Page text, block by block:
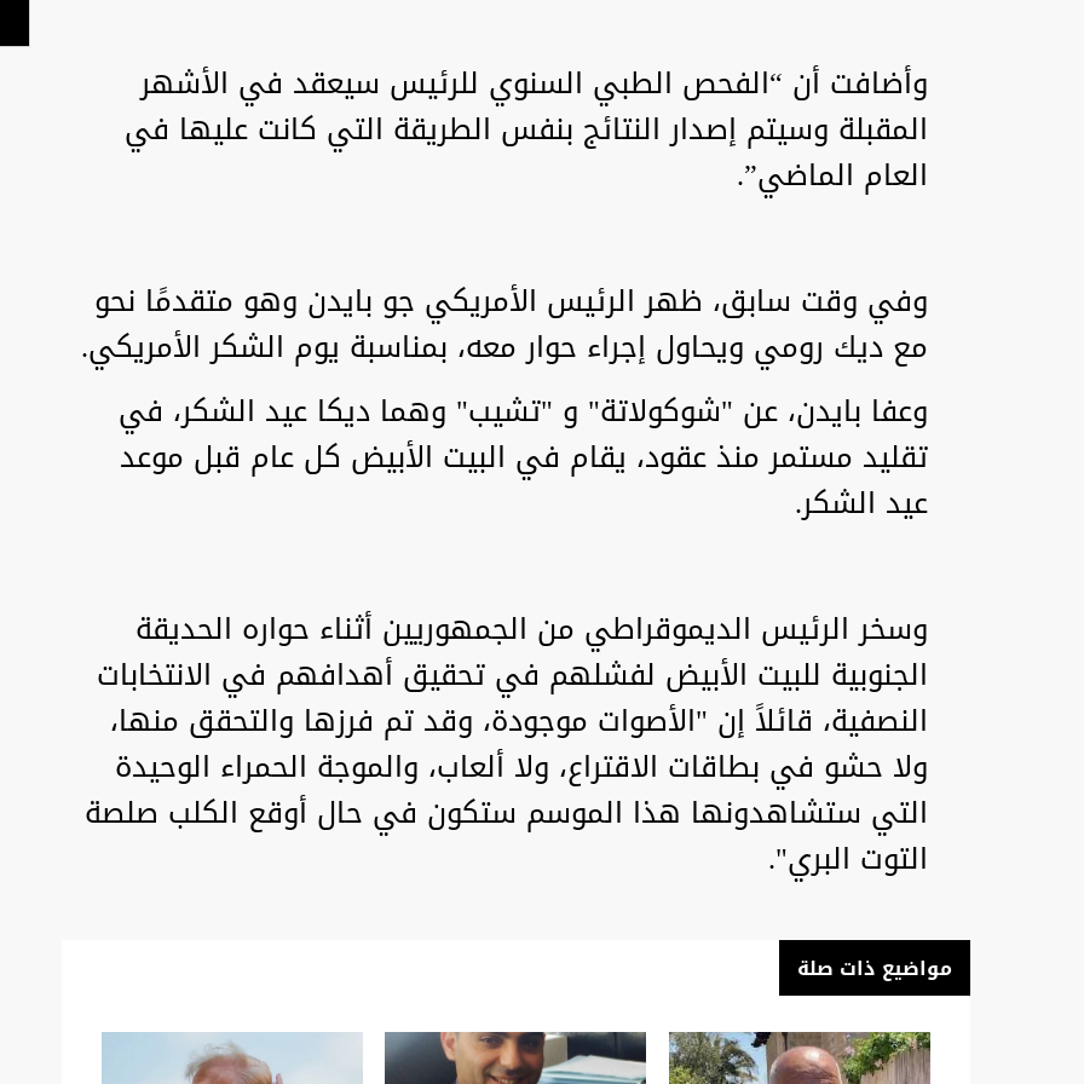
وأضافت أن “الفحص الطبي السنوي للرئيس سيعقد في الأشهر
المقبلة وسيتم إصدار النتائج بنفس الطريقة التي كانت عليها في
العام الماضي”.
وفي وقت سابق، ظهر الرئيس الأمريكي جو بايدن وهو متقدمًا نحو
مع ديك رومي ويحاول إجراء حوار معه، بمناسبة يوم الشكر الأمريكي.
وعفا بايدن، عن "شوكولاتة" و "تشيب" وهما ديكا عيد الشكر، في
تقليد مستمر منذ عقود، يقام في البيت الأبيض كل عام قبل موعد
عيد الشكر.
وسخر الرئيس الديموقراطي من الجمهوريين أثناء حواره الحديقة
الجنوبية للبيت الأبيض لفشلهم في تحقيق أهدافهم في الانتخابات
النصفية، قائلاً إن "الأصوات موجودة، وقد تم فرزها والتحقق منها،
ولا حشو في بطاقات الاقتراع، ولا ألعاب، والموجة الحمراء الوحيدة
التي ستشاهدونها هذا الموسم ستكون في حال أوقع الكلب صلصة
التوت البري".
مواضيع ذات صلة